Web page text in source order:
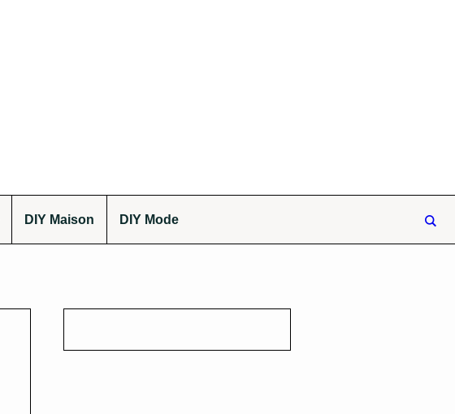
DIY Maison DIY Mode